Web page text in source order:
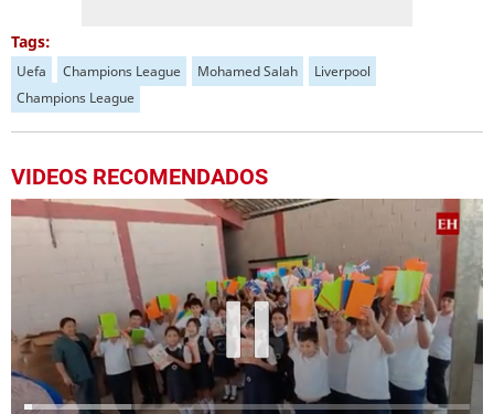
Tags:
Uefa Champions League Mohamed Salah
Liverpool
Champions League
VIDEOS RECOMENDADOS